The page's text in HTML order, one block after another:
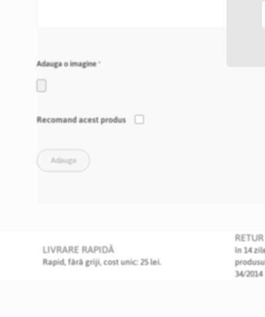
Adauga o imagine
Recomand acest produs
Adauga
LIVRARE RAPIDĂ
Rapid, fără griji, cost unic: 25 lei.
în 14
34/2014